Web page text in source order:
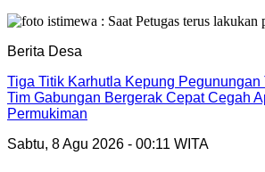
Berita Desa
Tiga Titik Karhutla Kepung Pegunungan
Tim Gabungan Bergerak Cepat Cegah
Permukiman
Sabtu, 8 Agu 2026 - 00:11 WITA